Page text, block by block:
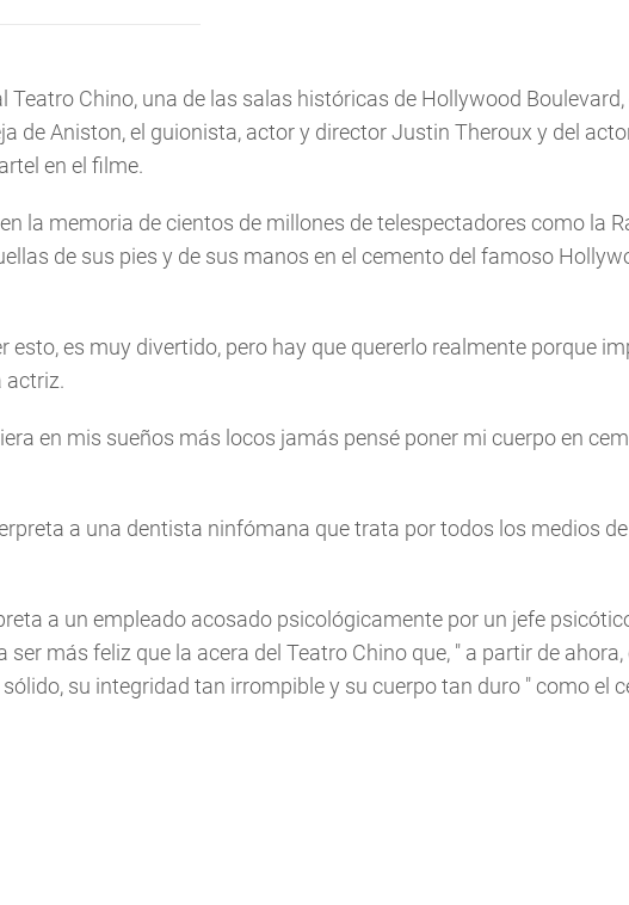
Teatro Chino, una de las salas históricas de Hollywood Boulevard,
de Aniston, el guionista, actor y director Justin Theroux y del
en el filme.
la memoria de cientos de millones de telespectadores como la
de sus pies y de sus manos en el cemento del famoso
esto, es muy divertido, pero hay que quererlo realmente porque
actriz.
en mis sueños más locos jamás pensé poner mi cuerpo en
a una dentista ninfómana que trata por todos los medios
a un empleado acosado psicológicamente por un jefe
ser más feliz que la acera del Teatro Chino que, " a partir de ahora,
su integridad tan irrompible y su cuerpo tan duro " como el